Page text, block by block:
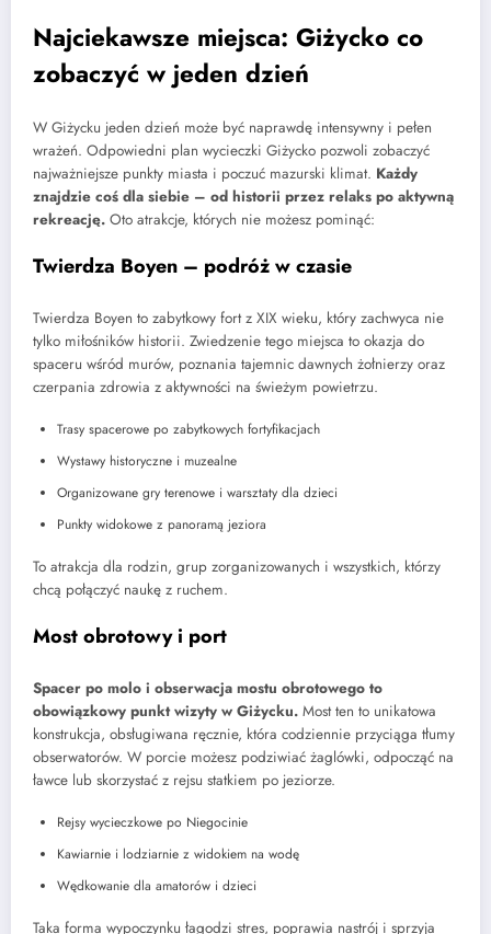
Najciekawsze miejsca: Giżycko co
zobaczyć w jeden dzień
W Giżycku jeden dzień może być naprawdę intensywny i pełen
wrażeń. Odpowiedni plan wycieczki Giżycko pozwoli zobaczyć
najważniejsze punkty miasta i poczuć mazurski klimat. Każdy
znajdzie coś dla siebie – od historii przez relaks po aktywną
rekreację. Oto atrakcje, których nie możesz pominąć:
Twierdza Boyen – podróż w czasie
Twierdza Boyen to zabytkowy fort z XIX wieku, który zachwyca nie
tylko miłośników historii. Zwiedzenie tego miejsca to okazja do
spaceru wśród murów, poznania tajemnic dawnych żołnierzy oraz
czerpania zdrowia z aktywności na świeżym powietrzu.
Trasy spacerowe po zabytkowych fortyfikacjach
Wystawy historyczne i muzealne
Organizowane gry terenowe i warsztaty dla dzieci
Punkty widokowe z panoramą jeziora
To atrakcja dla rodzin, grup zorganizowanych i wszystkich, którzy
chcą połączyć naukę z ruchem.
Most obrotowy i port
Spacer po molo i obserwacja mostu obrotowego to
obowiązkowy punkt wizyty w Giżycku. Most ten to unikatowa
konstrukcja, obsługiwana ręcznie, która codziennie przyciąga tłumy
obserwatorów. W porcie możesz podziwiać żaglówki, odpocząć na
ławce lub skorzystać z rejsu statkiem po jeziorze.
Rejsy wycieczkowe po Niegocinie
Kawiarnie i lodziarnie z widokiem na wodę
Wędkowanie dla amatorów i dzieci
Taka forma wypoczynku łagodzi stres, poprawia nastrój i sprzyja